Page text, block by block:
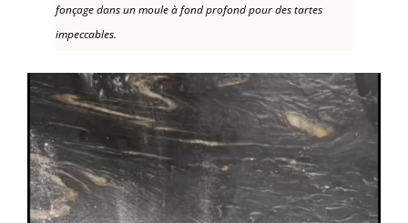
fonçage dans un moule à fond profond pour des tartes
impeccables.